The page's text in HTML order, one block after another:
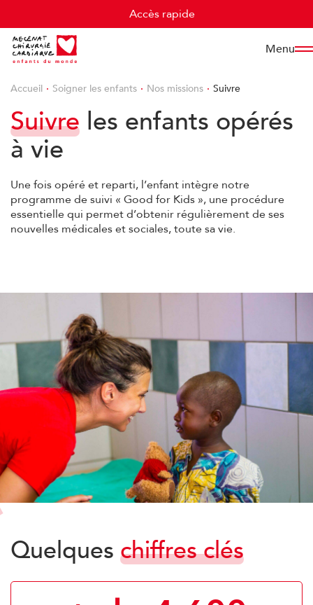
Accès rapide
Menu
Accueil Soigner les enfants Nos missions Suivre
Suivre les enfants opérés
à vie
Une fois opéré et reparti, l’enfant intègre notre
programme de suivi « Good for Kids », une procédure
essentielle qui permet d’obtenir régulièrement de ses
nouvelles médicales et sociales, toute sa vie.
Quelques chiffres clés